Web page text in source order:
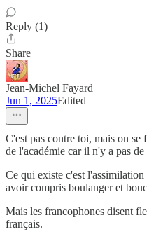
Reply (1)
Share
Jean-Michel Fayard
Jun 1, 2025Edited
C'est pas contre toi, mais on
de l'académie car il n'y a pas
Ce qui existe c'est
avoir compris boulanger et
Mais les francophones disent
français.